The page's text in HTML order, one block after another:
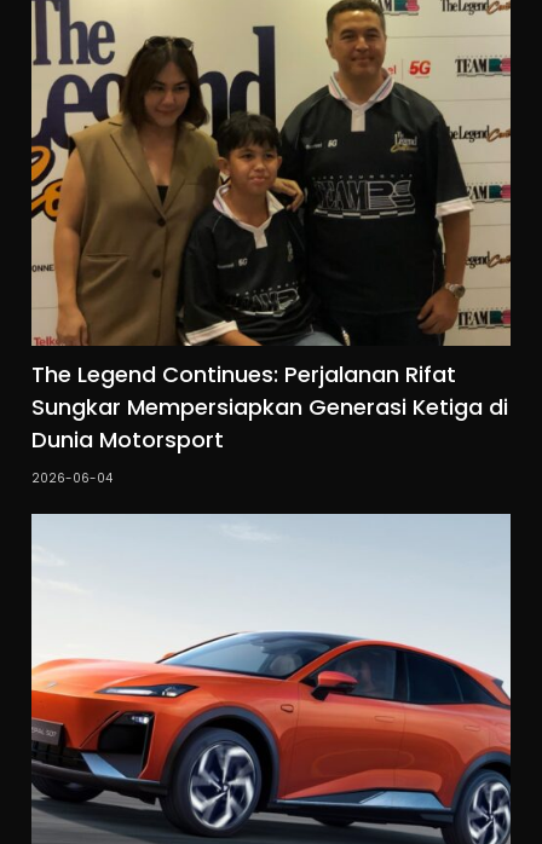
The Legend Continues: Perjalanan Rifat
Sungkar Mempersiapkan Generasi Ketiga di
Dunia Motorsport
2026-06-04